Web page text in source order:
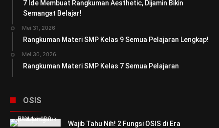
7 Ide Membuat Rangkuman Aesthetic, Dijamin Bikin
Semangat Belajar!
Mei 31, 2026
Rangkuman Materi SMP Kelas 9 Semua Pelajaran Lengkap!
Mei 30, 2026
Rangkuman Materi SMP Kelas 7 Semua Pelajaran
OSIS
Wajib Tahu Nih! 2 Fungsi OSIS di Era